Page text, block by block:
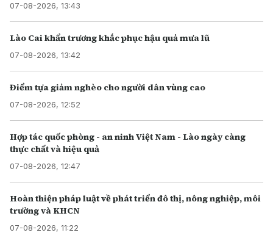
07-08-2026, 13:43
Lào Cai khẩn trương khắc phục hậu quả mưa lũ
07-08-2026, 13:42
Điểm tựa giảm nghèo cho người dân vùng cao
07-08-2026, 12:52
Hợp tác quốc phòng - an ninh Việt Nam - Lào ngày càng
thực chất và hiệu quả
07-08-2026, 12:47
Hoàn thiện pháp luật về phát triển đô thị, nông nghiệp, môi
trường và KHCN
07-08-2026, 11:22